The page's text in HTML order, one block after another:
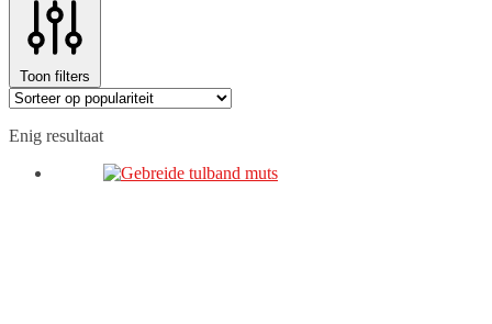
Toon filters
Enig resultaat